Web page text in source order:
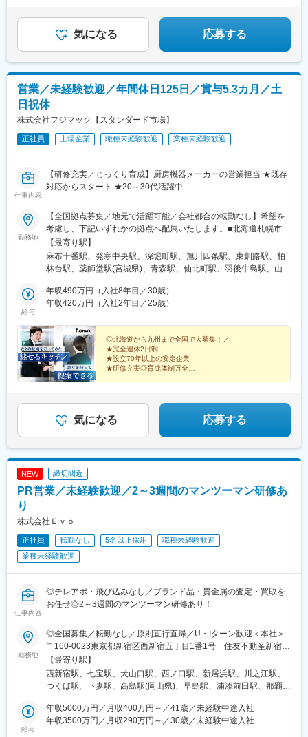
場完備）※受動喫煙対策：オフィス内禁煙
駅、西松本駅、田原町駅(東京都)、新井薬師前駅、港南中央駅、江
坂駅、竹田駅(京都府)、竹下駅、守恒駅、南鹿児島駅、蔵前駅、東
中野駅、涙橋駅
高級ホテル・レストランに選ばれてきた厨房機器。
品質と機能美にこだわった『魅せるキッチン』。
気になる 応募する
営業／未経験歓迎／年間休日125日／賞与5.3カ月／土
日祝休
株式会社フジマック【スタンダード市場】
正社員 上場企業 職種未経験歓迎 業種未経験歓迎
仕事内容
【研修充実／じっくり育成】厨房機器メーカーの営業担当 ★既存
対応からスタート ★20～30代活躍中
勤務地
【全国拠点募集／地元で活躍可能／会社都合の転勤なし】希望を
考慮し、下記いずれかの拠点へ配属いたします。■北海道札幌市／
函館市／旭川市／釧路市／帯広市■東北宮城県／青森県／岩手県／
秋田県／山形県／福島県■関東東京都（港区・台東区・中野区・八
王子市・小平市）／千葉県（千葉市・柏市・船橋市）／神奈川県
県／茨城県■中部静岡県（静岡市・三島市・浜松市）／愛知県（名
古屋市・岡崎市）／山梨県／富山県／石川県／新潟県／長野県
市）／京都府／兵庫県（神戸市・姫路市）／和歌山県／三重県■中
国・四国広島県（広島市、福山市）／島根県／岡山県／山口県／
香川県／徳島県／愛媛県／高知県■九州・沖縄福岡県（福岡市・北
九州市）／佐賀県／長崎県／熊本県／大分県／宮崎県／鹿児島県
／沖縄県※転勤は必ず相談の上、決定いたします（基本同じエリア
場完備）※受動喫煙対策：オフィス内禁煙
【最寄り駅】
麻布十番駅、発寒中央駅、深堀町駅、旭川四条駅、東釧路駅、柏
林台駅、薬師堂駅(宮城県)、青森駅、仙北町駅、羽後牛島駅、山形
駅、甲府駅、上尾駅、葭川公園駅、大神宮下駅、柏駅、新御徒町
駅、落合駅(東京都)、京王八王子駅、青梅街道駅、上大岡駅、元住
県)、南富山駅、上諸江駅、新福井駅、岐南駅、六名駅、東松阪
駅、越後石山駅、豊津駅(大阪府)、萩原天神駅、くいな橋駅、和田
岬駅、亀山駅(兵庫県)、田井ノ瀬駅、下祇園駅、東福山駅、松江
駅、備前西市駅、周防下郷駅、香西駅、吉成駅、鎌田駅、薊野
駅、大橋駅(福岡県)、競馬場前駅(福岡県)、鍋島駅、住吉駅(長崎
駅、西松本駅、田原町駅(東京都)、新井薬師前駅、港南中央駅、江
坂駅、竹田駅(京都府)、竹下駅、守恒駅、南鹿児島駅、蔵前駅、東
中野駅、涙橋駅
給与
年収490万円（入社8年目／30歳）
年収420万円（入社2年目／25歳）
◎北海道から九州まで全国で大募集！／
★完全週休2日制
★設立70年以上の安定企業
★研修充実◎育成体制万全
スタンダード上場企業で築く安定のキャリア。
気になる 応募する
NEW 締切間近
PR営業／未経験歓迎／2～3週間のマンツーマン研修あ
り
株式会社Ｅｖｏ
正社員 転勤なし 5名以上採用
職種未経験歓迎
業種未経験歓迎
仕事内容
◎テレアポ・飛び込みなし／ブランド品・貴金属の査定・買取を
お任せ◎2～3週間のマンツーマン研修あり！
勤務地
◎全国募集／転勤なし／原則直行直帰／U・Iターン歓迎＜本社＞
〒160-0023東京都新宿区西新宿五丁目1番1号 住友不動産新宿フ
ァーストタワー3階※転居を伴う転勤はありません。■その他勤務
地・都内23区、関東のプロジェクト先やご希望の全国
【最寄り駅】
西新宿駅、七宝駅、犬山口駅、西ノ口駅、新居浜駅、川之江駅、
つくば駅、下妻駅、高島駅(岡山県)、早島駅、浦添前田駅、那覇空
くりこま高原駅、長町一丁目駅、宇治駅(奈良線)、久津川駅、山城
青谷駅、天ケ瀬駅、有佐駅、吉井駅(群馬県)、前橋大島駅、広駅、
給与
年収5000万円／月収400万円～／41歳／未経験中途入社
年収3500万円／月収290万円～／30歳／未経験中途入社